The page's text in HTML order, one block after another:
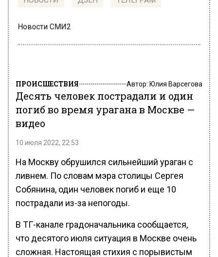
НОВОСТИ ДЗЕН ТЕЛЕГРАМ
ПРОИСШЕСТВИЯ Автор: Юлия Варсегова
Десять человек пострадали и один
погиб во время урагана в Москве —
видео
10 июля 2022, 22:53
На Москву обрушился сильнейший ураган с
ливнем. По словам мэра столицы Сергея
Собянина, один человек погиб и еще 10
пострадали из-за непогоды.
В ТГ-канале градоначальника сообщается,
что десятого июля ситуация в Москве очень
сложная. Настоящая стихия с порывистым